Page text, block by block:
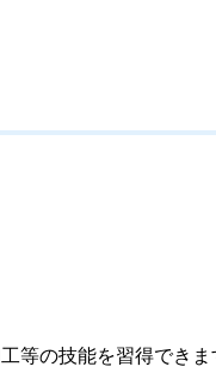
等の技能を習得でき